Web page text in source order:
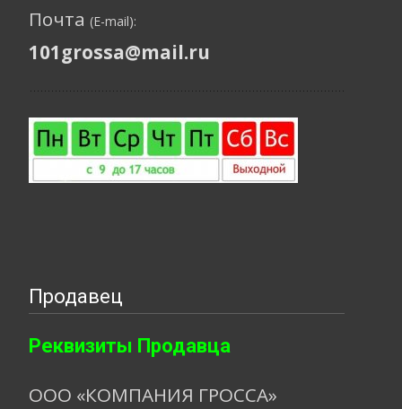
Почта (E-mail):
101grossa@mail.ru
Продавец
Реквизиты Продавца
ООО «КОМПАНИЯ ГРОССА»